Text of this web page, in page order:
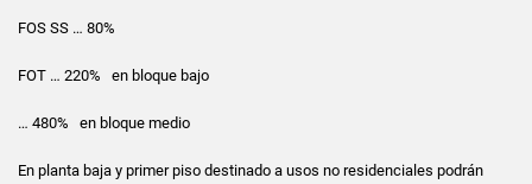
FOS SS … 80%
FOT … 220% en bloque bajo
… 480% en bloque medio
En planta baja y primer piso destinado a usos no residenciales podrán